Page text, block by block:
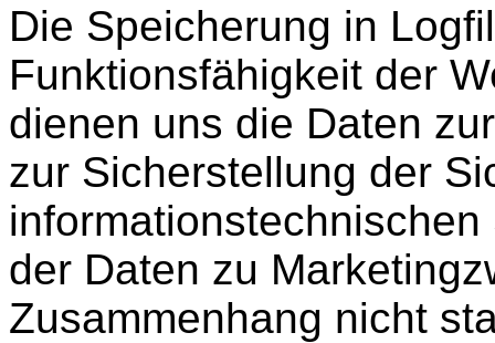
Die Speicherung in
Funktionsfähigkeit der
dienen uns die Daten
zur Sicherstellung der
der Daten zu
Zusammenhang nicht